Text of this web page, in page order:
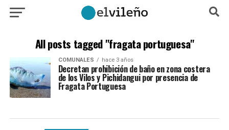
All posts tagged "fragata portuguesa"
COMUNALES hace 3 años
Decretan prohibición de baño en zona costera
de los Vilos y Pichidangui por presencia de
Fragata Portuguesa